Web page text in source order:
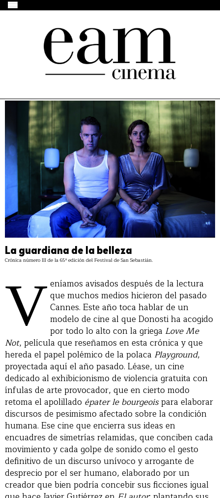
La guardiana de la belleza
Crónica número III de la 65ª edición del Festival de San Sebastián.
V eníamos avisados después de la lectura
que muchos medios hicieron del pasado
Cannes. Este año toca hablar de un
modelo de cine al que Donosti ha acogido
por todo lo alto con la griega Love Me
Not, película que reseñamos en esta crónica y que
hereda el papel polémico de la polaca Playground,
proyectada aquí el año pasado. Léase, un cine
dedicado al exhibicionismo de violencia gratuita con
ínfulas de arte provocador, que en cierto modo
retoma el apolillado épater le bourgeoispara elaborar
discursos de pesimismo afectado sobre la condición
humana. Ese cine que encierra sus ideas en
encuadres de simetrías relamidas, que conciben cada
movimiento y cada golpe de sonido como el gesto
definitivo de un discurso unívoco y arrogante de
desprecio por el ser humano, elaborado por un
creador que bien podría concebir sus ficciones igual